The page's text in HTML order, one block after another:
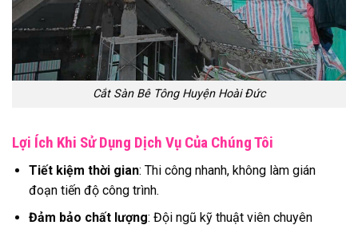
Cắt Sàn Bê Tông Huyện Hoài Đức
Lợi Ích Khi Sử Dụng Dịch Vụ Của Chúng Tôi
Tiết kiệm thời gian: Thi công nhanh, không làm gián
đoạn tiến độ công trình.
Đảm bảo chất lượng: Đội ngũ kỹ thuật viên chuyên